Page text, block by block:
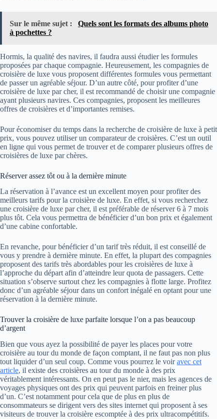
Sur le même sujet :
Quels sont les formats des albums photo
à pochettes ?
Hormis, la qualité des navires, il faudra aussi étudier les formules
proposées par chaque compagnie. Heureusement, les compagnies de
croisière de luxe vous proposent différentes formules vous permettant
de passer un agréable séjour. D’un autre côté, pour profiter d’une
croisière de luxe par cher, il est recommandé de choisir une compagnie
ayant plusieurs navires. Ces compagnies, proposent les meilleures
offres de croisières et d’importantes remises.
Pour économiser du temps dans la recherche de croisière de luxe à petit
prix, vous pouvez utiliser un comparateur de croisières. C’est un outil
en ligne qui vous permet de trouver et de comparer plusieurs offres de
croisières de luxe par chères.
Réserver assez tôt ou à la dernière minute
La réservation à l’avance est un excellent moyen pour profiter des
meilleurs tarifs pour la croisière de luxe. En effet, si vous recherchez
une croisière de luxe par cher, il est préférable de réserver 6 à 7 mois
plus tôt. Cela vous permettra de bénéficier d’un bon prix et également
d’une cabine confortable.
En revanche, pour bénéficier d’un tarif très réduit, il est conseillé de
vous y prendre à dernière minute. En effet, la plupart des compagnies
proposent des tarifs très abordables pour les croisières de luxe à
l’approche du départ afin d’atteindre leur quota de passagers. Cette
situation s’observe surtout chez les compagnies à flotte large. Profitez
donc d’un agréable séjour dans un confort inégalé en optant pour une
réservation à la dernière minute.
Trouver la croisière de luxe parfaite lorsque l’on a pas beaucoup
d’argent
Bien que vous ayez la possibilité de payer les places pour votre
croisière au tour du monde de façon comptant, il ne faut pas non plus
tout liquider d’un seul coup. Comme vous pourrez le voiravec cet
article, il existe des croisières au tour du monde à des prix
véritablement intéressants. On en peut pas le nier, mais les agences de
voyages physiques ont des prix qui peuvent parfois en freiner plus
d’un. C’est notamment pour cela que de plus en plus de
consommateurs se dirigent vers des sites internet qui proposent à ses
visiteurs de trouver la croisière escomptée à des prix ultracompétitifs.